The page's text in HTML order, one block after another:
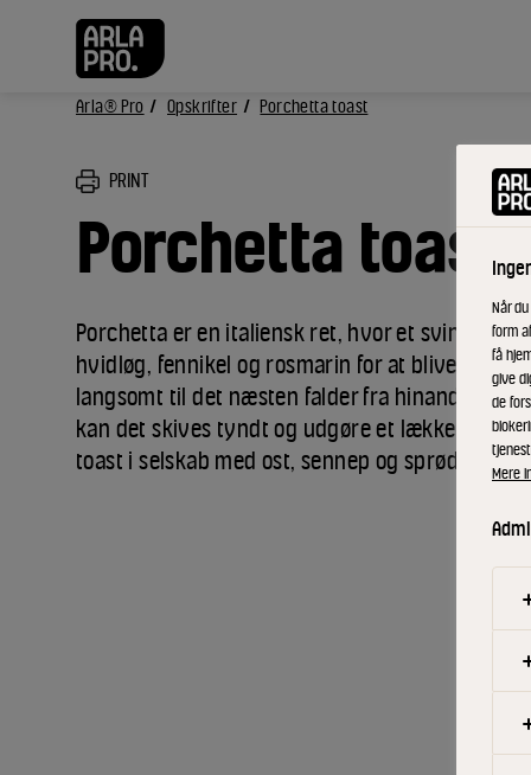
Arla® Pro Opskrifter Porchetta toast
PRINT
Porchetta toast
Porchetta er en italiensk ret, hvor et svineslag
hvidløg, fennikel og rosmarin for at blive grillet
langsomt til det næsten falder fra hinanden.
kan det skives tyndt og udgøre et lækkert fyld i
toast i selskab med ost, sennep og sprød surkål.
Når
form
få
give
de
Mere